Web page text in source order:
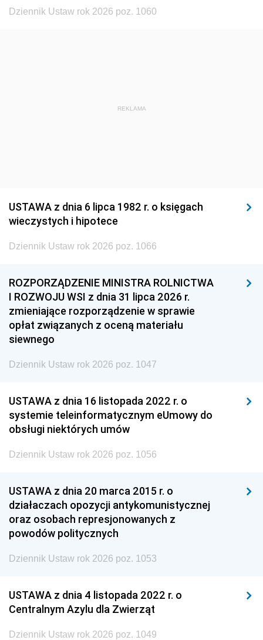
Dziennik Ustaw rok 2026 poz. 1060
REKLAMA
USTAWA z dnia 6 lipca 1982 r. o księgach
wieczystych i hipotece
Dziennik Ustaw rok 2026 poz. 1066
ROZPORZĄDZENIE MINISTRA ROLNICTWA
I ROZWOJU WSI z dnia 31 lipca 2026 r.
zmieniające rozporządzenie w sprawie
opłat związanych z oceną materiału
siewnego
Dziennik Ustaw rok 2026 poz. 1047
USTAWA z dnia 16 listopada 2022 r. o
systemie teleinformatycznym eUmowy do
obsługi niektórych umów
Dziennik Ustaw rok 2026 poz. 1056
USTAWA z dnia 20 marca 2015 r. o
działaczach opozycji antykomunistycznej
oraz osobach represjonowanych z
powodów politycznych
Dziennik Ustaw rok 2026 poz. 1053
USTAWA z dnia 4 listopada 2022 r. o
Centralnym Azylu dla Zwierząt
Dziennik Ustaw rok 2026 poz. 1049